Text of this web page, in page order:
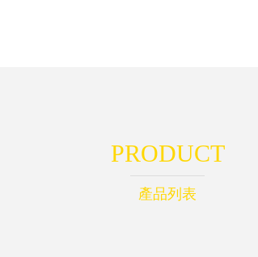
PRODUCT
產品列表